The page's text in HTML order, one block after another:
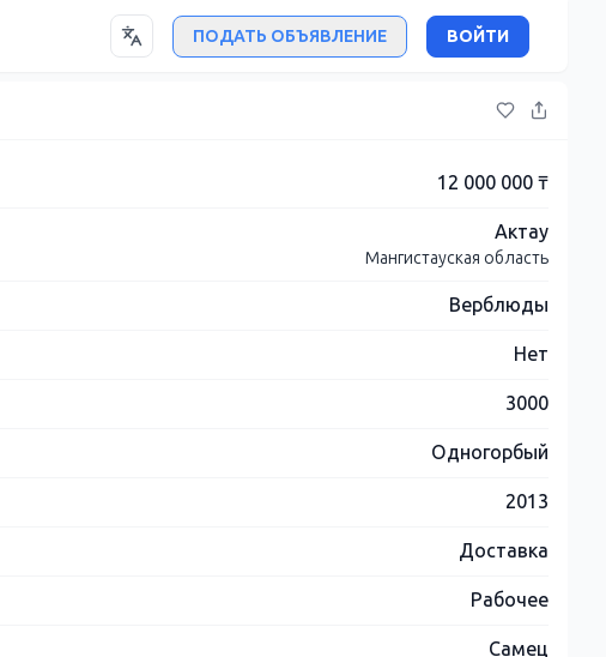
ПОДАТЬ ОБЪЯВЛЕНИЕ ВОЙТИ
12 000 000 ₸
Актау
Мангистауская область
Верблюды
Нет
3000
Одногорбый
2013
Доставка
Рабочее
Самец